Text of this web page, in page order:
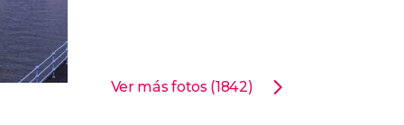
Ver más fotos (1842)